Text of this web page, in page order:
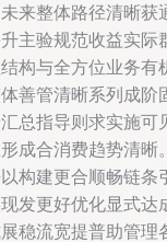
来整体路径清晰获
主验规范收益实际
构与全方位业务有
善管清晰系列成阶
总指导则求实施可
成合消费趋势清晰
构建更合顺畅链条
发更好优化显式达
稳流宽提普助管理